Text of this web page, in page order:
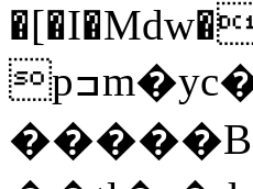
pߏm�yc�n���ƍ5�m�6m ,�ٲ�F�a���v��T#٬qUm$[56+�m��(�ڦ! �y��9��������EC� &")